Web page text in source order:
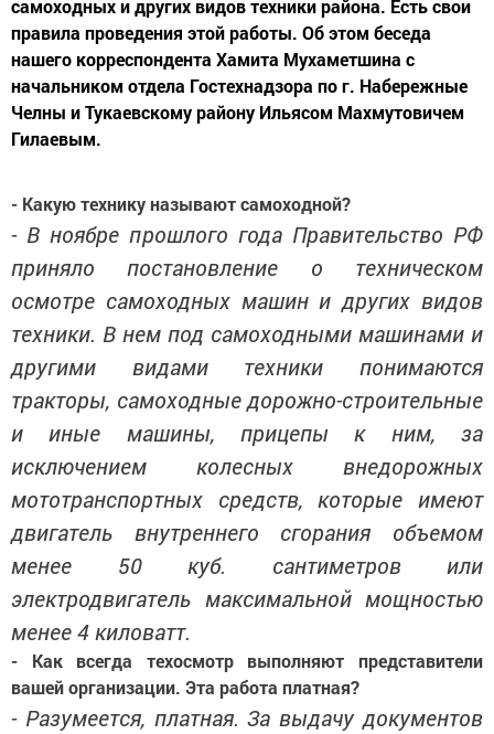
самоходных и других видов техники района. Есть свои
правила проведения этой работы. Об этом беседа
нашего корреспондента Хамита Мухаметшина с
начальником отдела Гостехнадзора по г. Набережные
Челны и Тукаевскому району Ильясом Махмутовичем
Гилаевым.
- Какую технику называют самоходной?
- В ноябре прошлого года Правительство РФ
приняло постановление о техническом
осмотре самоходных машин и других видов
техники. В нем под самоходными машинами и
другими видами техники понимаются
тракторы, самоходные дорожно-строительные
и иные машины, прицепы к ним, за
исключением колесных внедорожных
мототранспортных средств, которые имеют
двигатель внутреннего сгорания объемом
менее 50 куб. сантиметров или
электродвигатель максимальной мощностью
менее 4 киловатт.
- Как всегда техосмотр выполняют представители
вашей организации. Эта работа платная?
- Разумеется, платная. За выдачу документов